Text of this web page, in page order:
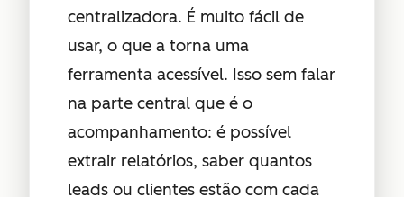
centralizadora. É muito fácil de
usar, o que a torna uma
ferramenta acessível. Isso sem falar
na parte central que é o
acompanhamento: é possível
extrair relatórios, saber quantos
leads ou clientes estão com cada